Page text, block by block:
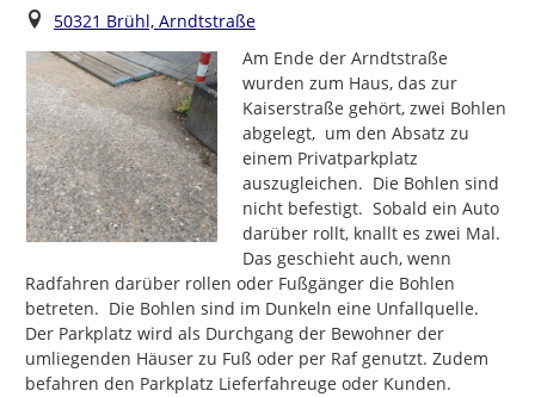
Ort
50321 Brühl, Arndtstraße
Am Ende der Arndtstraße
wurden zum Haus, das zur
Kaiserstraße gehört, zwei Bohlen
abgelegt,  um den Absatz zu
einem Privatparkplatz
auszugleichen.  Die Bohlen sind
nicht befestigt.  Sobald ein Auto
darüber rollt, knallt es zwei Mal.
Das geschieht auch, wenn
Radfahren darüber rollen oder Fußgänger die Bohlen
betreten.  Die Bohlen sind im Dunkeln eine Unfallquelle.
Der Parkplatz wird als Durchgang der Bewohner der
umliegenden Häuser zu Fuß oder per Raf genutzt. Zudem
befahren den Parkplatz Lieferfahreuge oder Kunden.